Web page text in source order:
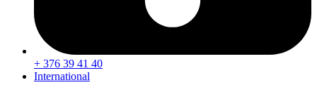
+ 376 39 41 40
International